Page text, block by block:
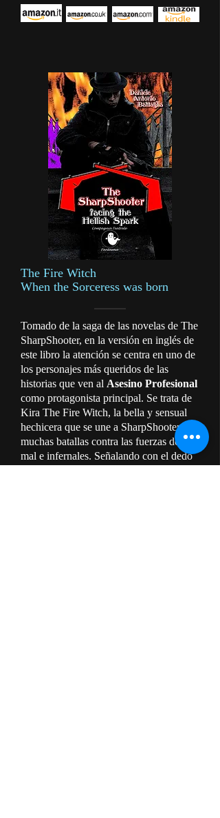
The Fire Witch
When the Sorceress was born
Tomado de la saga de las novelas de The
SharpShooter, en la versión en inglés de
este libro la atención se centra en uno de
los personajes más queridos de las
historias que ven al Asesino Profesional
como protagonista principal. Se trata de
Kira The Fire Witch, la bella y sensual
hechicera que se une a SharpShooter en
muchas batallas contra las fuerzas del
mal e infernales. Señalando con el dedo